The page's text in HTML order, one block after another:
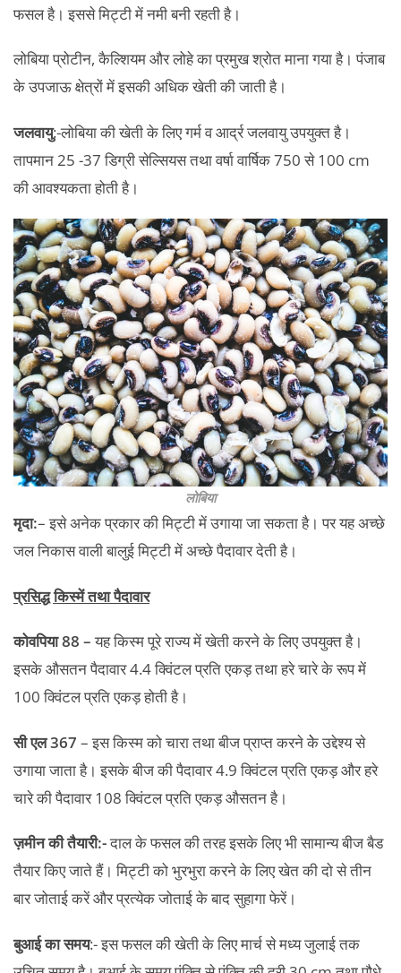
फसल है। इससे मिट्टी में नमी बनी रहती है।
लोबिया प्रोटीन, कैल्शियम और लोहे का प्रमुख श्रोत माना गया है। पंजाब
के उपजाऊ क्षेत्रों में इसकी अधिक खेती की जाती है।
जलवायु:-लोबिया की खेती के लिए गर्म व आर्द्र जलवायु उपयुक्त है।
तापमान 25 -37 डिग्री सेल्सियस तथा वर्षा वार्षिक 750 से 100 cm
की आवश्यकता होती है।
लोबिया
मृदा:– इसे अनेक प्रकार की मिट्टी में उगाया जा सकता है। पर यह अच्छे
जल निकास वाली बालुई मिट्टी में अच्छे पैदावार देती है।
प्रसिद्ध किस्में तथा पैदावार
कोवपिया 88 –यह किस्म पूरे राज्य में खेती करने के लिए उपयुक्त है।
इसके औसतन पैदावार 4.4 क्विंटल प्रति एकड़ तथा हरे चारे के रूप में
100 क्विंटल प्रति एकड़ होती है।
सी एल 367 – इस किस्म को चारा तथा बीज प्राप्त करने केे उद्देश्य से
उगाया जाता है। इसके बीज की पैदावार 4.9 क्विंटल प्रति एकड़ और हरे
चारे की पैदावार 108 क्विंटल प्रति एकड़ औसतन है।
ज़मीन की तैयारी:-दाल के फसल की तरह इसके लिए भी सामान्य बीज बैड
तैयार किए जाते हैं। मिट्टी को भुरभुरा करने के लिए खेत की दो से तीन
बार जोताई करें और प्रत्येक जोताई के बाद सुहागा फेरें।
बुआई का समय:- इस फसल की खेती के लिए मार्च से मध्य जुलाई तक